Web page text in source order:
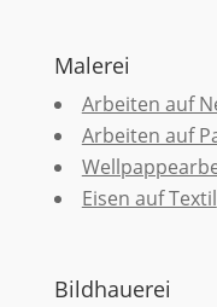
Malerei
Arbeiten auf
Arbeiten auf
Eisen auf Textil
Bildhauerei